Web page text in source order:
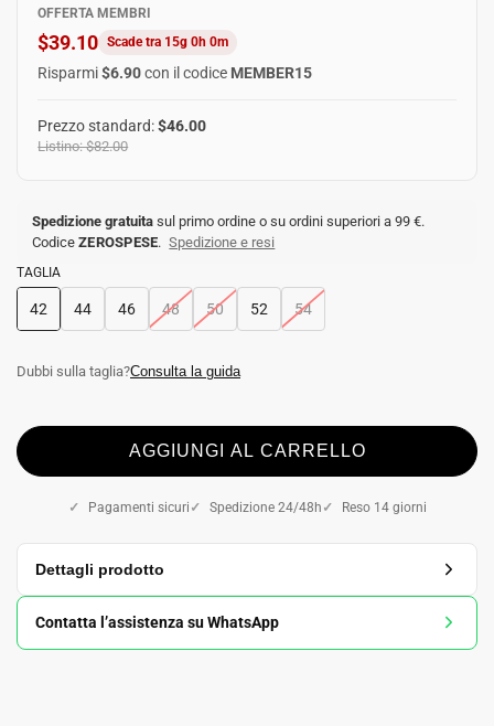
OFFERTA MEMBRI
$39.10 Scade tra 15g 0h 0m
Risparmi$6.90con il codice MEMBER15
Prezzo standard:$46.00
Listino: $82.00
Spedizione gratuita sul primo ordine o su ordini superiori a 99 €.
Codice ZEROSPESE. Spedizione e resi
TAGLIA
42 44 46 48 50 52 54
Dubbi sulla taglia?Consulta la guida
AGGIUNGI AL CARRELLO
Pagamenti sicuri Spedizione 24/48h Reso 14 giorni
Dettagli prodotto
Contatta l’assistenza su WhatsApp